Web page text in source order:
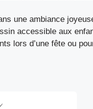
une ambiance
accessible aux
lors d’une fête ou